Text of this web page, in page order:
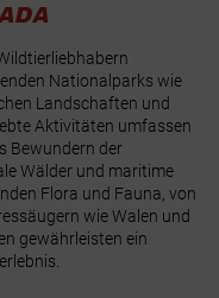
Nationalparks wie
Landschaften und
Aktivitäten umfassen
Bewundern der
Wälder und maritime
Flora und Fauna, von
wie Walen und
gewährleisten ein